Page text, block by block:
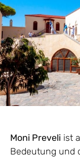
Moni Preveli ist
Bedeutung und